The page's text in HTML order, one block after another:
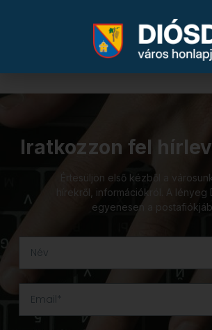
Iratkozzon fel
Értesüljön első kézből a
hírekről, információkról. A lényeg
egyenesen a